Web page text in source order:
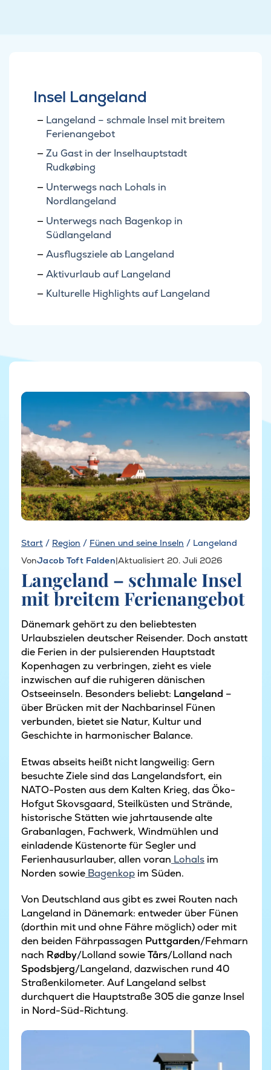
Start / Region / Fünen und seine Inseln / Langeland
VonJacob Toft Falden|Aktualisiert 20. Juli 2026
​​Langeland – schmale Insel
mit breitem Ferienangebot
Dänemark gehört zu den beliebtesten
Urlaubszielen deutscher Reisender. Doch anstatt
die Ferien in der pulsierenden Hauptstadt
Kopenhagen zu verbringen, zieht es viele
inzwischen auf die ruhigeren dänischen
Ostseeinseln. Besonders beliebt: Langeland –
über Brücken mit der Nachbarinsel Fünen
verbunden, bietet sie Natur, Kultur und
Geschichte in harmonischer Balance.
Etwas abseits heißt nicht langweilig: Gern
besuchte Ziele sind das Langelandsfort, ein
NATO-Posten aus dem Kalten Krieg, das Öko-
Hofgut Skovsgaard, Steilküsten und Strände,
historische Stätten wie jahrtausende alte
Grabanlagen, Fachwerk, Windmühlen und
einladende Küstenorte für Segler und
Ferienhausurlauber, allen voran Lohals im
Norden sowie Bagenkop im Süden.
Von Deutschland aus gibt es zwei Routen nach
Langeland in Dänemark: entweder über Fünen
(dorthin mit und ohne Fähre möglich) oder mit
den beiden Fährpassagen Puttgarden/Fehmarn
nach Rødby/Lolland sowieTårs/Lolland nach
Spodsbjerg/Langeland, dazwischen rund 40
Straßenkilometer. Auf Langeland selbst
durchquert die Hauptstraße 305 die ganze Insel
in Nord-Süd-Richtung.
Insel Langeland
Langeland – schmale Insel mit breitem
Ferienangebot
Zu Gast in der Inselhauptstadt
Rudkøbing
Unterwegs nach Lohals in
Nordlangeland
Unterwegs nach Bagenkop in
Südlangeland
Ausflugsziele ab Langeland
Aktivurlaub auf Langeland
Kulturelle Highlights auf Langeland